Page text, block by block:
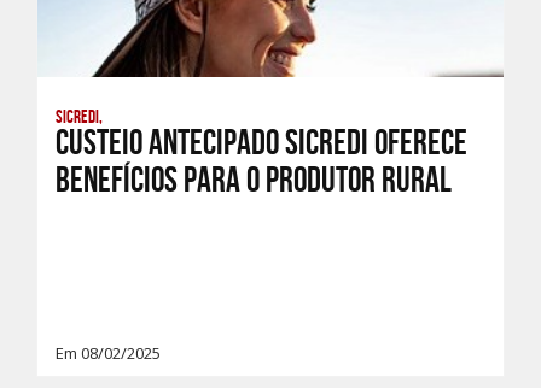
Sicredi,
Custeio Antecipado Sicredi oferece
benefícios para o produtor rural
Em 08/02/2025